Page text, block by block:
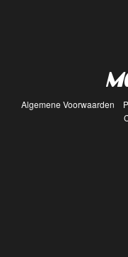
Algemene Voorwaarden